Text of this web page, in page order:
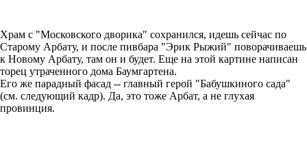
Храм с "Московского дворика" сохранился, идешь сейчас по
Старому Арбату, и после пивбара "Эрик Рыжий" поворачиваешь
к Новому Арбату, там он и будет. Еще на этой картине написан
торец утраченного дома Баумгартена.
Его же парадный фасад -- главный герой "Бабушкиного сада"
(см. следующий кадр). Да, это тоже Арбат, а не глухая
провинция.